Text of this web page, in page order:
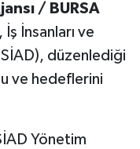
/ BURSA
İş İnsanları ve
düzenlediği
ve hedeflerini
Yönetim